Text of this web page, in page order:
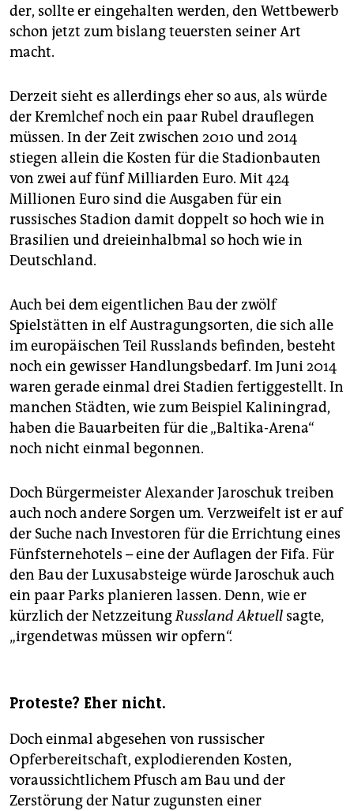
der, sollte er eingehalten werden, den Wettbewerb
schon jetzt zum bislang teuersten seiner Art
macht.
Derzeit sieht es allerdings eher so aus, als würde
der Kremlchef noch ein paar Rubel drauflegen
müssen. In der Zeit zwischen 2010 und 2014
stiegen allein die Kosten für die Stadionbauten
von zwei auf fünf Milliarden Euro. Mit 424
Millionen Euro sind die Ausgaben für ein
russisches Stadion damit doppelt so hoch wie in
Brasilien und dreieinhalbmal so hoch wie in
Deutschland.
Auch bei dem eigentlichen Bau der zwölf
Spielstätten in elf Austragungsorten, die sich alle
im europäischen Teil Russlands befinden, besteht
noch ein gewisser Handlungsbedarf. Im Juni 2014
waren gerade einmal drei Stadien fertiggestellt. In
manchen Städten, wie zum Beispiel Kaliningrad,
haben die Bauarbeiten für die „Baltika-Arena“
noch nicht einmal begonnen.
Doch Bürgermeister Alexander Jaroschuk treiben
auch noch andere Sorgen um. Verzweifelt ist er auf
der Suche nach Investoren für die Errichtung eines
Fünfsternehotels – eine der Auflagen der Fifa. Für
den Bau der Luxusabsteige würde Jaroschuk auch
ein paar Parks planieren lassen. Denn, wie er
kürzlich der NetzzeitungRussland Aktuell sagte,
„irgendetwas müssen wir opfern“.
Proteste? Eher nicht.
Doch einmal abgesehen von russischer
Opferbereitschaft, explodierenden Kosten,
voraussichtlichem Pfusch am Bau und der
Zerstörung der Natur zugunsten einer